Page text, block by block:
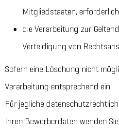
Mitgliedstaaten,
die Verarbeitung zur
Verteidigung von
Sofern eine Löschung nicht
Verarbeitung entsprechend ein.
Für jegliche
Ihren Bewerberdaten wenden